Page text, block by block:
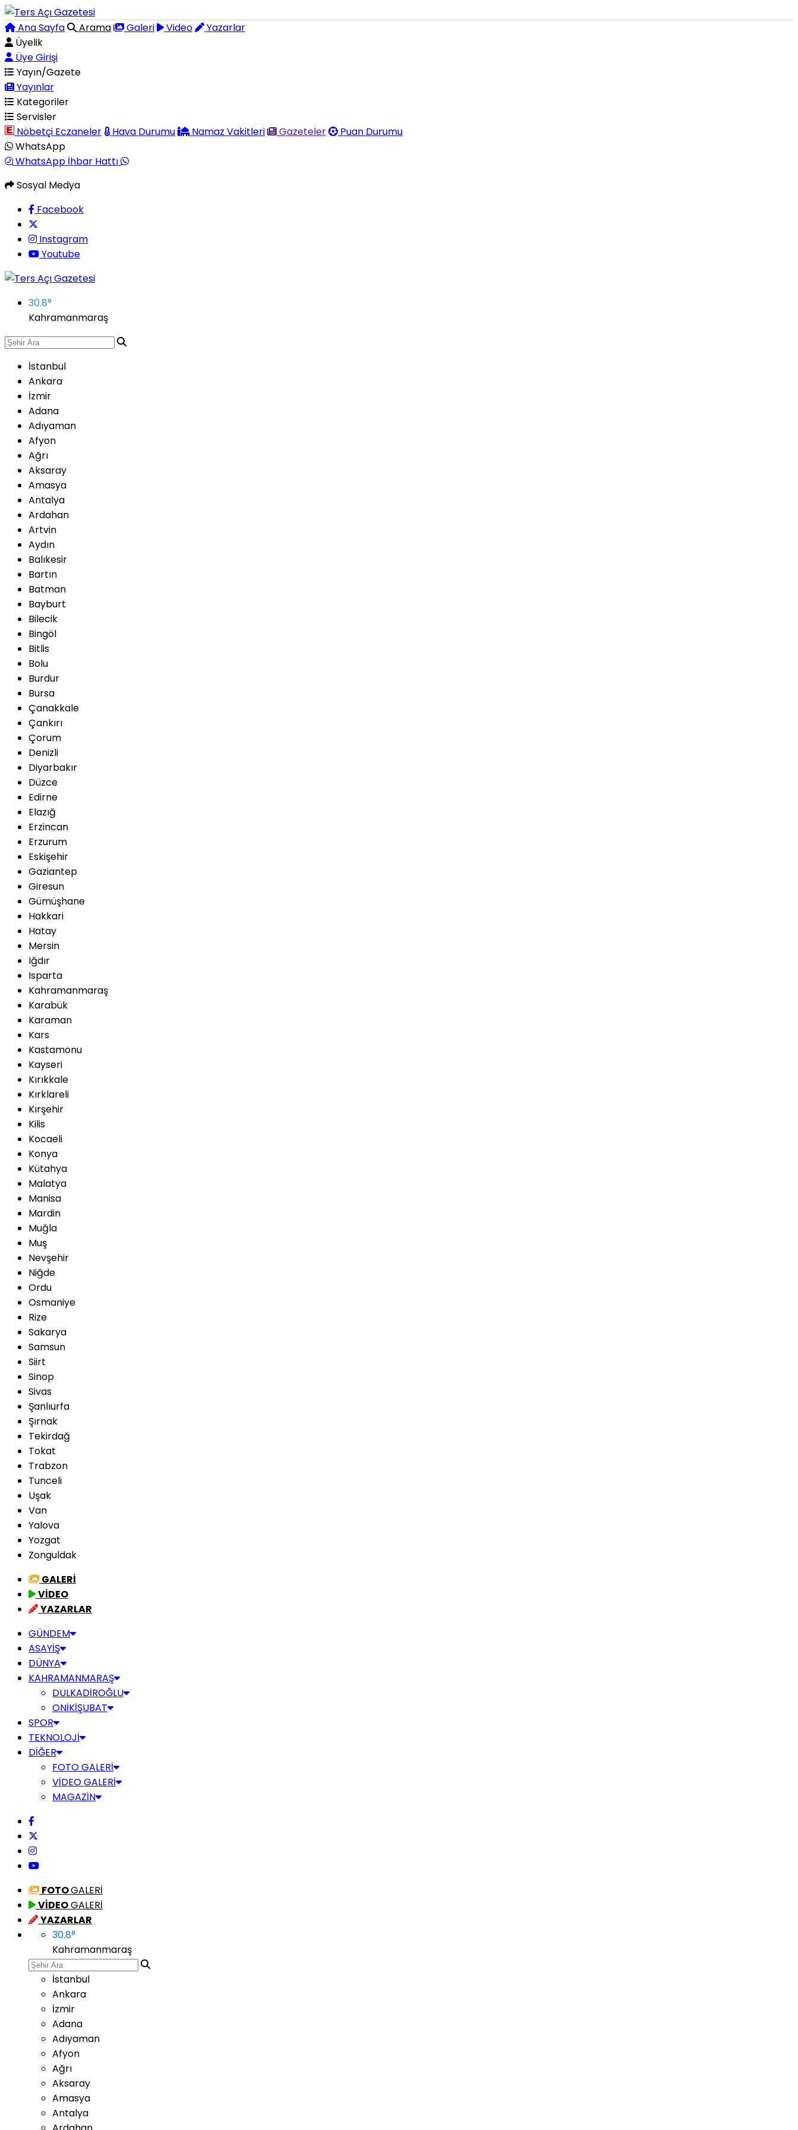
Ana Sayfa Arama Galeri Video
Yazarlar
Üyelik
Üye Girişi
Yayın/Gazete
Yayınlar
Kategoriler
Servisler
Nöbetçi Eczaneler
Hava Durumu Namaz Vakitleri Gazeteler
Puan Durumu
WhatsApp
WhatsApp İhbar Hattı
Sosyal Medya
Facebook
Instagram
Youtube
30.8°
Kahramanmaraş
İstanbul
Ankara
İzmir
Adana
Adıyaman
Afyon
Ağrı
Aksaray
Amasya
Antalya
Ardahan
Artvin
Aydın
Balıkesir
Bartın
Batman
Bayburt
Bilecik
Bingöl
Bitlis
Bolu
Burdur
Bursa
Çanakkale
Çankırı
Çorum
Denizli
Diyarbakır
Düzce
Edirne
Elazığ
Erzincan
Erzurum
Eskişehir
Gaziantep
Giresun
Gümüşhane
Hakkari
Hatay
Mersin
Iğdır
Isparta
Kahramanmaraş
Karabük
Karaman
Kars
Kastamonu
Kayseri
Kırıkkale
Kırklareli
Kırşehir
Kilis
Kocaeli
Konya
Kütahya
Malatya
Manisa
Mardin
Muğla
Muş
Nevşehir
Niğde
Ordu
Osmaniye
Rize
Sakarya
Samsun
Siirt
Sinop
Sivas
Şanlıurfa
Şırnak
Tekirdağ
Tokat
Trabzon
Tunceli
Uşak
Van
Yalova
Yozgat
Zonguldak
GALERİ
VİDEO
YAZARLAR
GÜNDEM
ASAYİŞ
DÜNYA
KAHRAMANMARAŞ
DULKADİROĞLU
ONİKİŞUBAT
SPOR
TEKNOLOJİ
DİĞER
FOTO GALERİ
VİDEO GALERİ
MAGAZİN
FOTOGALERİ
VİDEOGALERİ
YAZARLAR
30.8°
Kahramanmaraş
İstanbul
Ankara
İzmir
Adana
Adıyaman
Afyon
Ağrı
Aksaray
Amasya
Antalya